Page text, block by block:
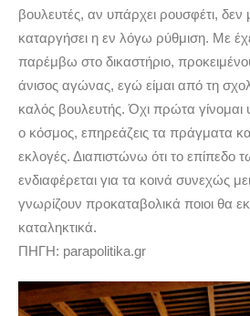
βουλευτές, αν υπάρχει ρουσφέτι, δεν
καταργήσει η εν λόγω ρύθμιση. Με
παρέμβω στο δικαστήριο,
άνισος αγώνας, εγώ είμαι από τη
καλός βουλευτής. Όχι πρώτα γίνομαι
ο κόσμος, επηρεάζεις τα πράγματα
εκλογές. Διαπιστώνω ότι το
ενδιαφέρεται για τα κοινά συνεχώς
γνωρίζουν προκαταβολικά ποιοι θα
καταληκτικά.
ΠΗΓΗ: parapolitika.gr